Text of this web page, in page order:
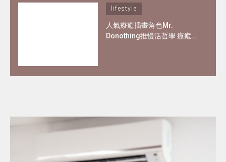
lifestyle
人氣療癒插畫角色Mr.
Donothing推慢活哲學 療癒在